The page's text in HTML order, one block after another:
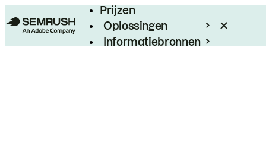
Prijzen
Oplossingen
Informatiebronnen